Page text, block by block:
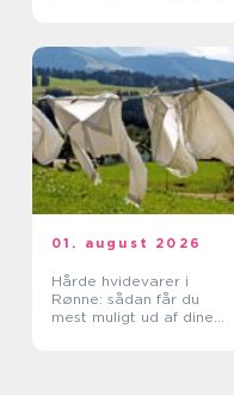
01. august 2026
Hårde hvidevarer i
Rønne: sådan får du
mest muligt ud af dine